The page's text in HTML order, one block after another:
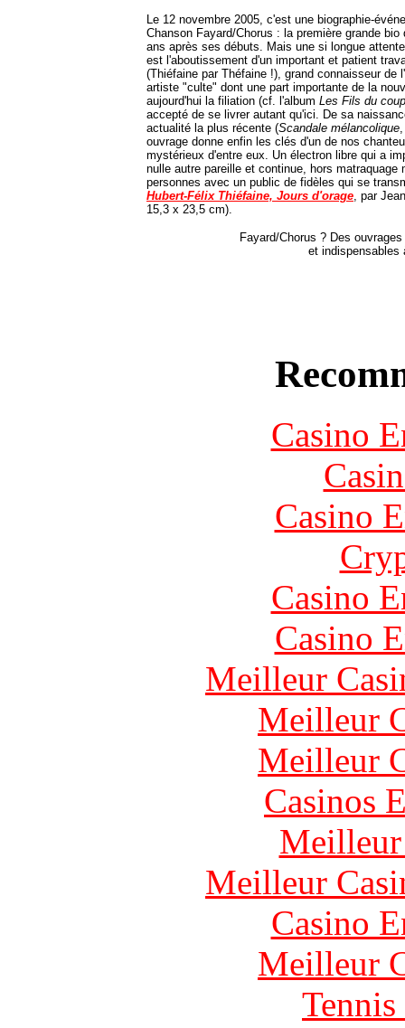
Le 12 novembre 2005, c'est une biographie-
Chanson Fayard/Chorus : la première grande
ans après ses débuts. Mais une si longue
est l'aboutissement d'un important et patient
(Thiéfaine par Théfaine !), grand connaisseur de
artiste "culte" dont une part importante de la
aujourd'hui la filiation (cf. l'album Les Fils du
accepté de se livrer autant qu'ici. De sa
actualité la plus récente (Scandale mélancolique
ouvrage donne enfin les clés d'un de nos
mystérieux d'entre eux. Un électron libre qui a
nulle autre pareille et continue, hors
personnes avec un public de fidèles qui se
Hubert-Félix Thiéfaine, Jours d'orage, par
15,3 x 23,5 cm).
Fayard/Chorus ? Des
et indispensables
Casino
Casino
Casino
Casino
Meilleur
Meilleur
Meilleur
Casinos
Meilleur
Meilleur
Casino
Meilleur